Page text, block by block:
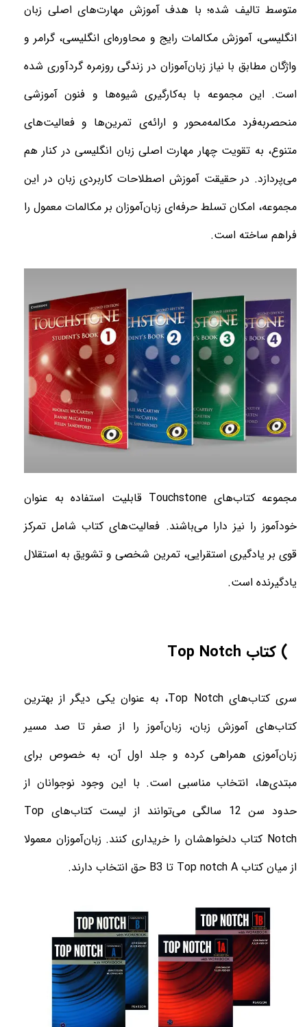
متوسط تالیف شده؛ با هدف آموزش مهارت‌های اصلی زبان
انگلیسی، آموزش مکالمات رایج و محاوره‌ای انگلیسی، گرامر و
واژگان مطابق با نیاز زبان‌آموزان در زندگی روزمره گردآوری شده
است. این مجموعه با به‌کارگیری شیوه‌ها و فنون آموزشی
منحصربه‌فرد مکالمه‌محور و ارائه‌ی تمرین‌ها و فعالیت‌های
متنوع، به تقویت چهار مهارت اصلی زبان انگلیسی در کنار هم
می‌پردازد. در حقیقت آموزش اصطلاحات کاربردی زبان در این
مجموعه، امکان تسلط حرفه‌ای زبان‌آموزان بر مکالمات معمول را
فراهم ساخته است.
مجموعه کتاب‌های Touchstoneقابلیت استفاده به عنوان
خودآموز را نیز دارا می‌باشند. فعالیت‌های کتاب شامل تمرکز
قوی بر یادگیری استقرایی، تمرین شخصی و تشویق به استقلال
یادگیرنده است.
Top Notch
سری کتاب‌های Top Notch
، به عنوان یکی دیگر از بهترین
کتاب‌های آموزش زبان، زبان‌آموز را از صفر تا صد مسیر
زبان‌آموزی همراهی کرده و جلد اول آن، به خصوص برای
مبتدی‌ها، انتخاب مناسبی است. با این وجود نوجوانان از
حدود سن 12 سالگی می‌توانند از لیست کتاب‌های
Top
Notch کتاب دلخواهشان را خریداری کنند. زبان‌آموزان معمولا
از میان کتاب Top notch‌ A تا B3 حق انتخاب دارند.